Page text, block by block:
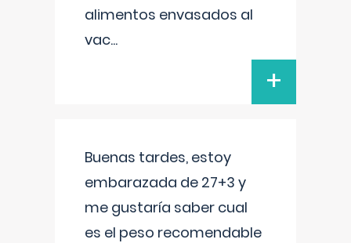
alimentos envasados al
vac...
+
Buenas tardes, estoy
embarazada de 27+3 y
me gustaría saber cual
es el peso recomendable